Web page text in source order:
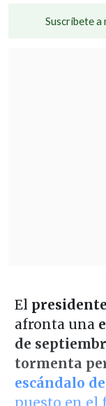
Suscríbete a
El
afronta una
de
tormenta
escándalo
puesto en el